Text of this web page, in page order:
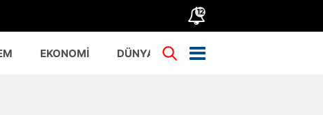
12
EKONOMİ DÜNYA TÜRKİYE